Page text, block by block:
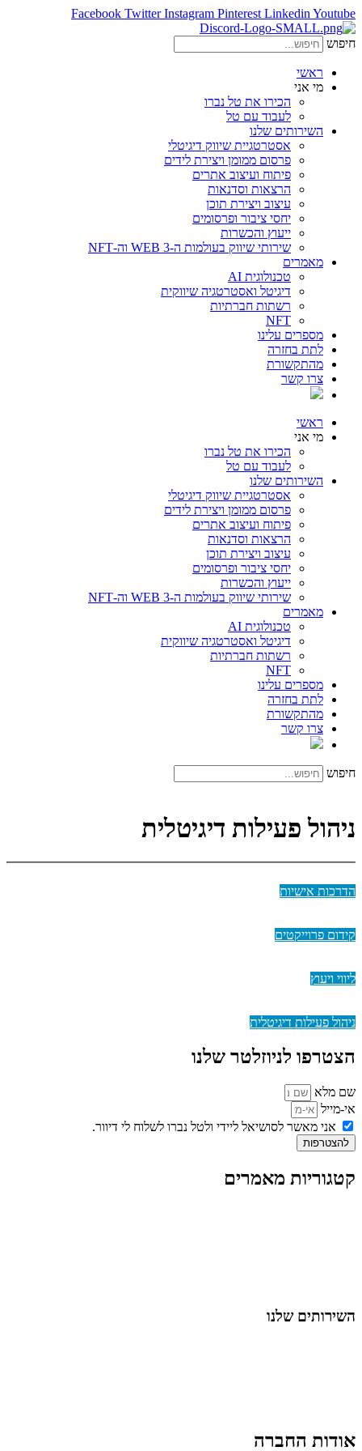
Facebook Twitter Instagram Pinterest Linkedin Youtube
חיפוש
ראשי
מי אני
הכירו את טל נברו
לעבוד עם טל
השירותים שלנו
אסטרטגיית שיווק דיגיטלי
פרסום ממומן ויצירת לידים
פיתוח ועיצוב אתרים
הרצאות וסדנאות
עיצוב ויצירת תוכן
יחסי ציבור ופרסומים
ייעוץ והכשרות
שירותי שיווק בעולמות ה-WEB 3 וה-NFT
מאמרים
טכנולוגית AI
דיגיטל ואסטרטגיה שיווקית
רשתות חברתיות
NFT
מספרים עלינו
לתת בחזרה
מהתקשורת
צרו קשר
ראשי
מי אני
הכירו את טל נברו
לעבוד עם טל
השירותים שלנו
אסטרטגיית שיווק דיגיטלי
פרסום ממומן ויצירת לידים
פיתוח ועיצוב אתרים
הרצאות וסדנאות
עיצוב ויצירת תוכן
יחסי ציבור ופרסומים
ייעוץ והכשרות
שירותי שיווק בעולמות ה-WEB 3 וה-NFT
מאמרים
טכנולוגית AI
דיגיטל ואסטרטגיה שיווקית
רשתות חברתיות
NFT
מספרים עלינו
לתת בחזרה
מהתקשורת
צרו קשר
חיפוש
ניהול פעילות דיגיטלית
הדרכות אישיות
קידום פרוייקטים
ליווי ויעוץ
ניהול פעילות דיגיטלית
הצטרפו לניוזלטר שלנו
שם מלא
אי-מייל
אני מאשר לסושיאל ליידי ולטל נברו לשלוח לי דיוור.
להצטרפות
קטגוריות מאמרים
השירותים שלנו
אודות החברה